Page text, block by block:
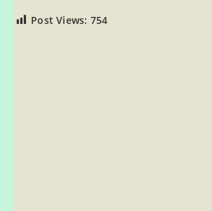
Post Views: 754